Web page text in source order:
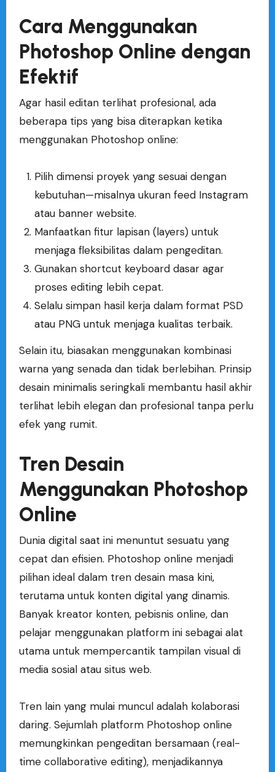
Cara Menggunakan
Photoshop Online dengan
Efektif
Agar hasil editan terlihat profesional, ada
beberapa tips yang bisa diterapkan ketika
menggunakan Photoshop online:
Pilih dimensi proyek yang sesuai dengan
kebutuhan—misalnya ukuran feed Instagram
atau banner website.
Manfaatkan fitur lapisan (layers) untuk
menjaga fleksibilitas dalam pengeditan.
Gunakan shortcut keyboard dasar agar
proses editing lebih cepat.
Selalu simpan hasil kerja dalam format PSD
atau PNG untuk menjaga kualitas terbaik.
Selain itu, biasakan menggunakan kombinasi
warna yang senada dan tidak berlebihan. Prinsip
desain minimalis seringkali membantu hasil akhir
terlihat lebih elegan dan profesional tanpa perlu
efek yang rumit.
Tren Desain
Menggunakan Photoshop
Online
Dunia digital saat ini menuntut sesuatu yang
cepat dan efisien. Photoshop online menjadi
pilihan ideal dalam tren desain masa kini,
terutama untuk konten digital yang dinamis.
Banyak kreator konten, pebisnis online, dan
pelajar menggunakan platform ini sebagai alat
utama untuk mempercantik tampilan visual di
media sosial atau situs web.
Tren lain yang mulai muncul adalah kolaborasi
daring. Sejumlah platform Photoshop online
memungkinkan pengeditan bersamaan (real-
time collaborative editing), menjadikannya